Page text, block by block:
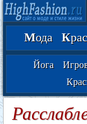
Мода К
Йога